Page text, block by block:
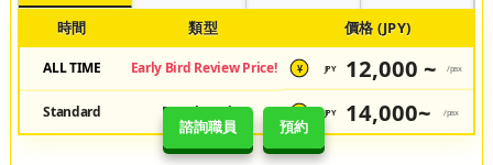
諮詢職員 預約
時間 類型 價格 (JPY)
ALL TIME Early Bird Review Price! ¥ JPY 12,000 ~ /pax
Standard Regular Price JPY 14,000~ /pax